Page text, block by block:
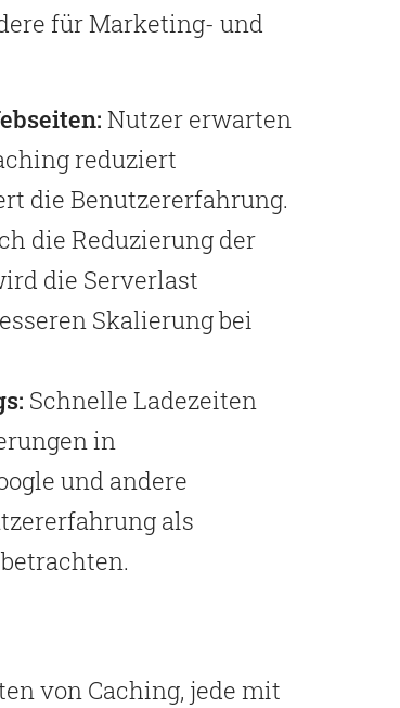
für Marketing- und
Nutzer erwarten
reduziert
die Benutzererfahrung.
die Reduzierung der
die Serverlast
Skalierung bei
Schnelle Ladezeiten
in
und andere
als
von Caching, jede mit